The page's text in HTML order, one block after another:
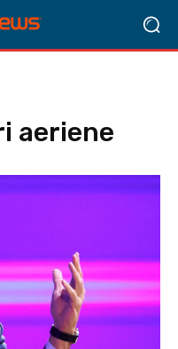
aeriene